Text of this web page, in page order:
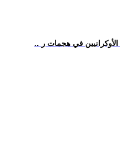
في هجمات ر